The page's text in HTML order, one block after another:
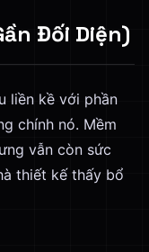
Đối Diện)
liền kề với phần
chính nó. Mềm
vẫn còn sức
thiết kế thấy bổ